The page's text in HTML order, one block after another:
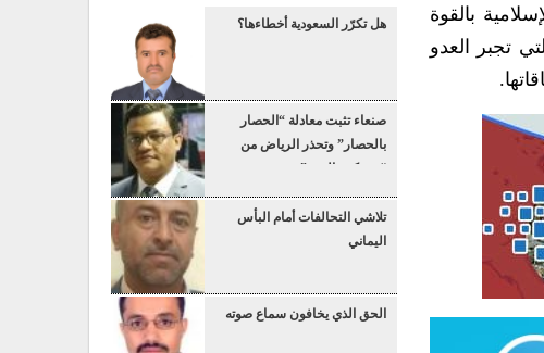
بالقوة
تجبر العدو
هل تكرّر السعودية أخطاءها؟
صنعاء تثبت معادلة “الحصار
بالحصار” وتحذر الرياض من
“عسكرة البحر”
تلاشي التحالفات أمام البأس
اليماني
الحق الذي يخافون سماع صوته